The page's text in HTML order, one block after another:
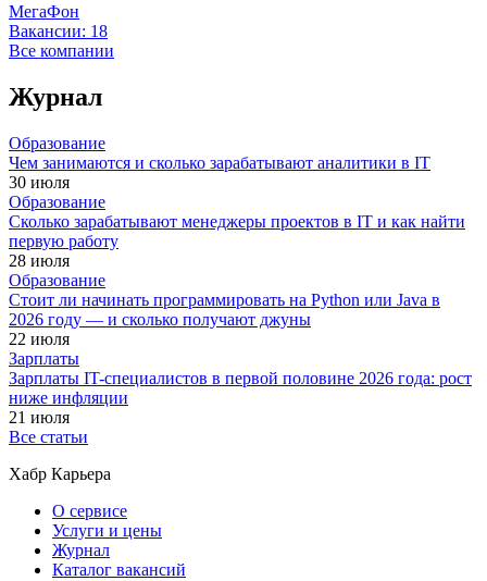
МегаФон
Вакансии: 18
Все компании
Журнал
Образование
Чем занимаются и сколько зарабатывают аналитики в IT
30 июля
Образование
Сколько зарабатывают менеджеры проектов в IT и как найти
первую работу
28 июля
Образование
Стоит ли начинать программировать на Python или Java в
2026 году — и сколько получают джуны
22 июля
Зарплаты
Зарплаты IT-специалистов в первой половине 2026 года: рост
ниже инфляции
21 июля
Все статьи
Хабр Карьера
О сервисе
Услуги и цены
Журнал
Каталог вакансий